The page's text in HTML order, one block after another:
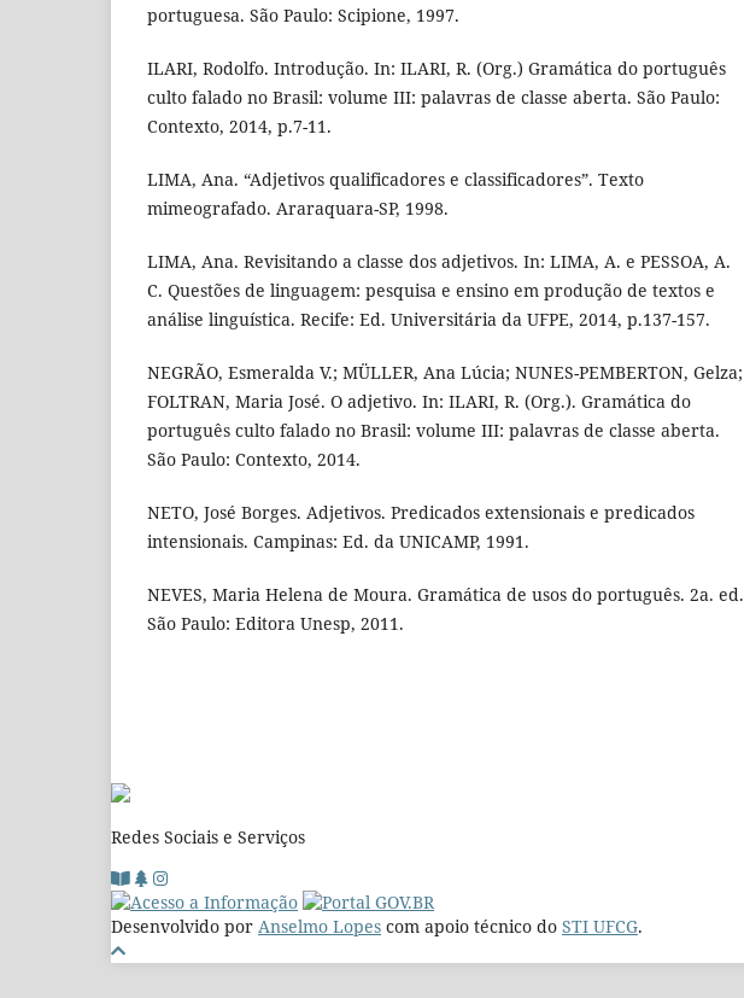
portuguesa. São Paulo: Scipione, 1997.
ILARI, Rodolfo. Introdução. In: ILARI, R. (Org.) Gramática do português
culto falado no Brasil: volume III: palavras de classe aberta. São Paulo:
Contexto, 2014, p.7-11.
LIMA, Ana. “Adjetivos qualificadores e classificadores”. Texto
mimeografado. Araraquara-SP, 1998.
LIMA, Ana. Revisitando a classe dos adjetivos. In: LIMA, A. e PESSOA, A.
C. Questões de linguagem: pesquisa e ensino em produção de textos e
análise linguística. Recife: Ed. Universitária da UFPE, 2014, p.137-157.
NEGRÃO, Esmeralda V.; MÜLLER, Ana Lúcia; NUNES-PEMBERTON, Gelza;
FOLTRAN, Maria José. O adjetivo. In: ILARI, R. (Org.). Gramática do
português culto falado no Brasil: volume III: palavras de classe aberta.
São Paulo: Contexto, 2014.
NETO, José Borges. Adjetivos. Predicados extensionais e predicados
intensionais. Campinas: Ed. da UNICAMP, 1991.
NEVES, Maria Helena de Moura. Gramática de usos do português. 2a. ed.
São Paulo: Editora Unesp, 2011.
Redes Sociais e Serviços
Desenvolvido por Anselmo Lopes com apoio técnico do STI UFCG.